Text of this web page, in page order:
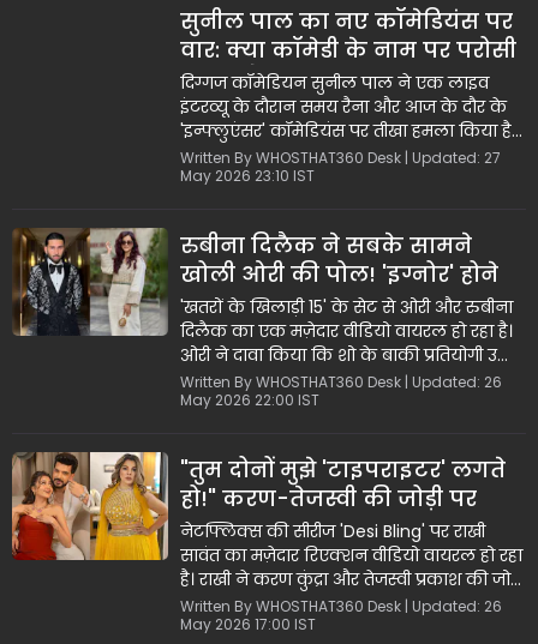
सुनील पाल का नए कॉमेडियंस पर
वार: क्या कॉमेडी के नाम पर परोसी
जा रही है गंदगी?
दिग्गज कॉमेडियन सुनील पाल ने एक लाइव
इंटरव्यू के दौरान समय रैना और आज के दौर के
'इन्फ्लुएंसर' कॉमेडियंस पर तीखा हमला किया है।
पाल के अनुसार, गालियों और भद्दी भाषा का
इस्तेमाल करना हुनर नहीं, बल्कि समाज को
मिस्टर बीन जैसे दिग्गजों का उदाहरण देते हुए
शालीन कॉमेडी की वकालत की। हालांकि, इंटरव्यू
के अंत में पाल के पुराने जोक्स से परेशान होकर
होस्ट ने गुस्से में अपना फोन ही पटक दिया।
Written By WHOSTHAT360 Desk | Updated: 27
May 2026 23:10 IST
रुबीना दिलैक ने सबके सामने
खोली ओरी की पोल! 'इग्नोर' होने
के दावों को बताया 'ड्रामा', देखें
वायरल वीडियो
'खतरों के खिलाड़ी 15' के सेट से ओरी और रुबीना
दिलैक का एक मज़ेदार वीडियो वायरल हो रहा है।
ओरी ने दावा किया कि शो के बाकी प्रतियोगी उन्हें
इग्नोर कर रहे हैं, जिस पर रुबीना ने उन्हें 'ड्रामा
क्वीन' कह दिया। जैस्मीन भसीन ने भी इसे एक
अपनी ही दुनिया में व्यस्त दिखीं। यह शो जून 2026
में कलर्स टीवी और जियोहॉटस्टार पर दस्तक देगा।
Written By WHOSTHAT360 Desk | Updated: 26
May 2026 22:00 IST
"तुम दोनों मुझे 'टाइपराइटर' लगते
हो!" करण-तेजस्वी की जोड़ी पर
राखी सावंत ने कसा मज़ेदार तंज,
वीडियो वायरल
नेटफ्लिक्स की सीरीज 'Desi Bling' पर राखी
सावंत का मज़ेदार रिएक्शन वीडियो वायरल हो रहा
है। राखी ने करण कुंद्रा और तेजस्वी प्रकाश की जोड़ी
को 'टाइपराइटर' बताते हुए उनके रिश्ते का श्रेय
खुद को दिया। साथ ही, सतीश सनपाल की दौलत
Written By WHOSTHAT360 Desk | Updated: 26
May 2026 17:00 IST